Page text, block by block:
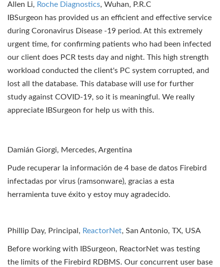
Allen Li, Roche Diagnostics, Wuhan, P.R.C
IBSurgeon has provided us an efficient and effective service
during Coronavirus Disease -19 period. At this extremely
urgent time, for confirming patients who had been infected
our client does PCR tests day and night. This high strength
workload conducted the client's PC system corrupted, and
lost all the database. This database will use for further
study against COVID-19, so it is meaningful. We really
appreciate IBSurgeon for help us with this.
Damián Giorgi, Mercedes, Argentina
Pude recuperar la información de 4 base de datos Firebird
infectadas por virus (ramsonware), gracias a esta
herramienta tuve éxito y estoy muy agradecido.
Phillip Day, Principal, ReactorNet, San Antonio, TX, USA
Before working with IBSurgeon, ReactorNet was testing
the limits of the Firebird RDBMS. Our concurrent user base